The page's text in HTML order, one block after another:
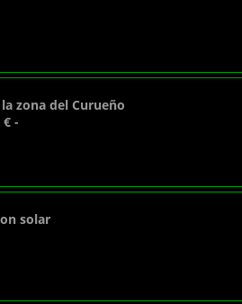
zona del Curueño
-
solar